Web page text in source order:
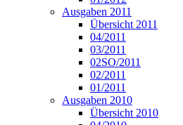
Ausgaben 2011
Übersicht 2011
04/2011
03/2011
02SO/2011
02/2011
01/2011
Ausgaben 2010
Übersicht 2010